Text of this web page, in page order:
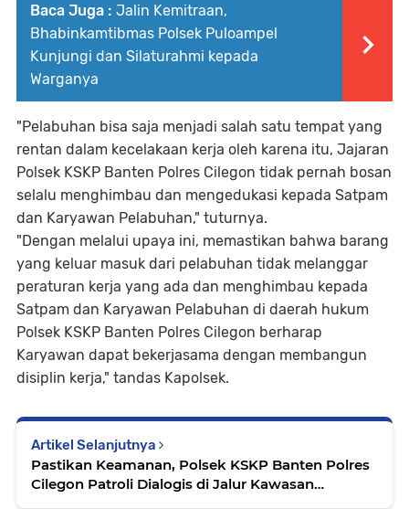
Baca Juga : Jalin Kemitraan,
Bhabinkamtibmas Polsek Puloampel
Kunjungi dan Silaturahmi kepada
Warganya
"Pelabuhan bisa saja menjadi salah satu tempat yang
rentan dalam kecelakaan kerja oleh karena itu, Jajaran
Polsek KSKP Banten Polres Cilegon tidak pernah bosan
selalu menghimbau dan mengedukasi kepada Satpam
dan Karyawan Pelabuhan," tuturnya.
"Dengan melalui upaya ini, memastikan bahwa barang
yang keluar masuk dari pelabuhan tidak melanggar
peraturan kerja yang ada dan menghimbau kepada
Satpam dan Karyawan Pelabuhan di daerah hukum
Polsek KSKP Banten Polres Cilegon berharap
Karyawan dapat bekerjasama dengan membangun
disiplin kerja," tandas Kapolsek.
Artikel Selanjutnya
Pastikan Keamanan, Polsek KSKP Banten Polres
Cilegon Patroli Dialogis di Jalur Kawasan